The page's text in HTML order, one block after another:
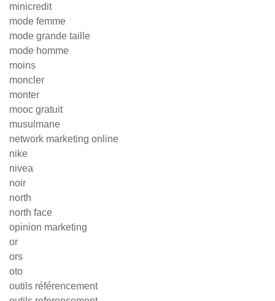
minicredit
mode femme
mode grande taille
mode homme
moins
moncler
monter
mooc gratuit
musulmane
network marketing online
nike
nivea
noir
north
north face
opinion marketing
or
ors
oto
outils référencement